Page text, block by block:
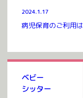
ベビー
シッター
2024.1.17
病児保育のご利用
・ 目
いただいたのち ご
入会金、年会費